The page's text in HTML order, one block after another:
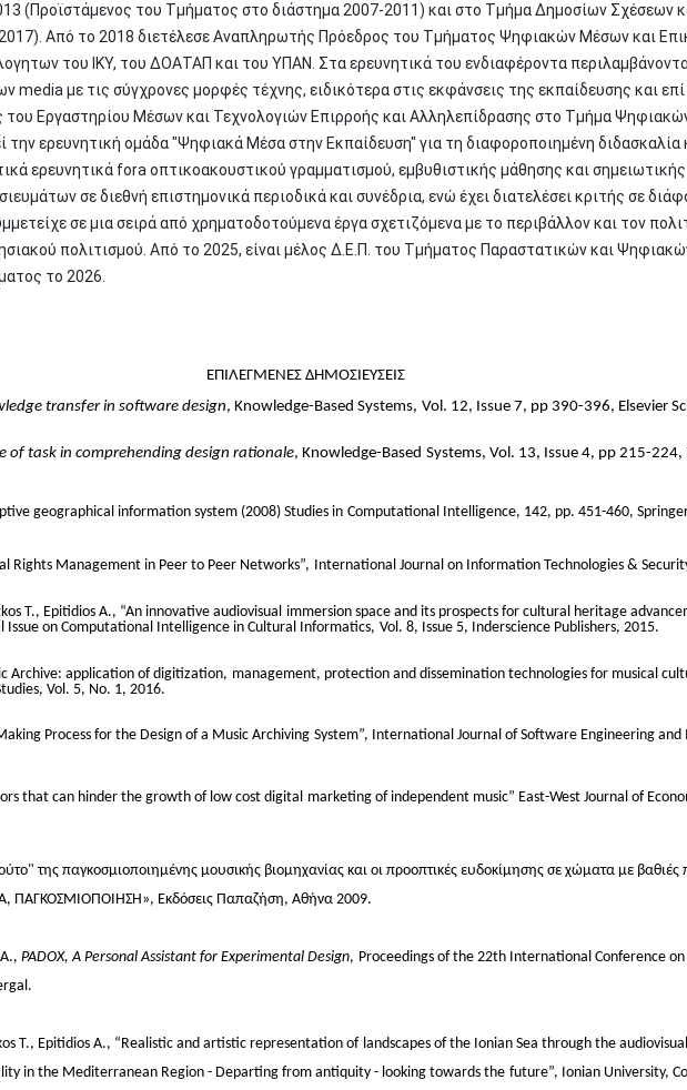
(Προϊστάμενος του Τμήματος στο διάστημα 2007-2011) και στο Τμήμα Δημοσίων Σχέσεων
Από το 2018 διετέλεσε Αναπληρωτής Πρόεδρος του Τμήματος Ψηφιακών Μέσων και
του ΙΚΥ, του ΔΟΑΤΑΠ και του ΥΠΑΝ. Στα ερευνητικά του ενδιαφέροντα
media με τις σύγχρονες μορφές τέχνης, ειδικότερα στις εκφάνσεις της εκπαίδευσης και
του Εργαστηρίου Μέσων και Τεχνολογιών Επιρροής και Αλληλεπίδρασης στο Τμήμα
την ερευνητική ομάδα "Ψηφιακά Μέσα στην Εκπαίδευση" για τη διαφοροποιημένη διδασκαλία
ερευνητικά fora οπτικοακουστικού γραμματισμού, εμβυθιστικής μάθησης και
σε διεθνή επιστημονικά περιοδικά και συνέδρια, ενώ έχει διατελέσει κριτής σε
σε μια σειρά από χρηματοδοτούμενα έργα σχετιζόμενα με το περιβάλλον και τον
πολιτισμού. Από το 2025, είναι μέλος Δ.Ε.Π. του Τμήματος Παραστατικών και
το 2026.
ΕΠΙΛΕΓΜΕΝΕΣ ΔΗΜΟΣΙΕΥΣΕΙΣ
transfer in software design, Knowledge-Based Systems, Vol. 12, Issue 7, pp 390-396, Elsevier
of task in comprehending design rationale, Knowledge-Based Systems, Vol. 13, Issue 4, pp 215-224,
geographical information system (2008) Studies in Computational Intelligence, 142, pp. 451-460,
Rights Management in Peer to Peer Networks”, International Journal on Information Technologies &
T., Epitidios A., “An innovative audiovisual immersion space and its prospects for cultural heritage
Issue on Computational Intelligence in Cultural Informatics, Vol. 8, Issue 5, Inderscience Publishers, 2015.
Archive: application of digitization, management, protection and dissemination technologies for musical
Vol. 5, No. 1, 2016.
Process for the Design of a Music Archiving System”, International Journal of Software Engineering and
that can hinder the growth of low cost digital marketing of independent music” East-West Journal of
της παγκοσμιοποιημένης μουσικής βιομηχανίας και οι προοπτικές ευδοκίμησης σε χώματα με βαθιές
ΠΑΓΚΟΣΜΙΟΠΟΙΗΣΗ», Εκδόσεις Παπαζήση, Αθήνα 2009.
PADOX, A Personal Assistant for Experimental Design, Proceedings of the 22th International Conference
T., Epitidios A., “Realistic and artistic representation of landscapes of the Ionian Sea through the
in the Mediterranean Region - Departing from antiquity - looking towards the future”, Ionian University,